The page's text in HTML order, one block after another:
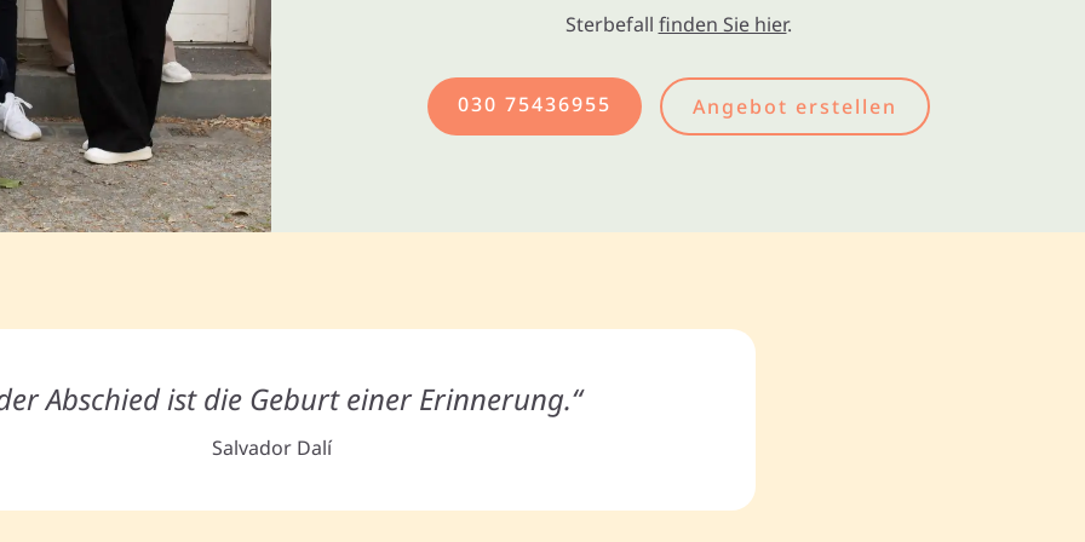
Sterbefall finden Sie hier.
030 75436955 Angebot erstellen
Abschied ist die Geburt einer Erinnerung.“
Salvador Dalí